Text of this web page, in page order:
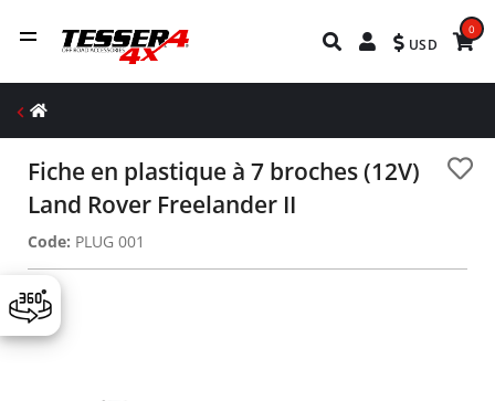
USD
0
Fiche en plastique à 7 broches (12V)
Land Rover Freelander II
Code: PLUG 001